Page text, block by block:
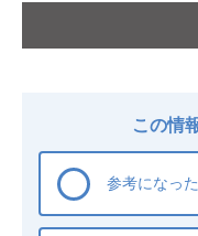
この情
参考になった